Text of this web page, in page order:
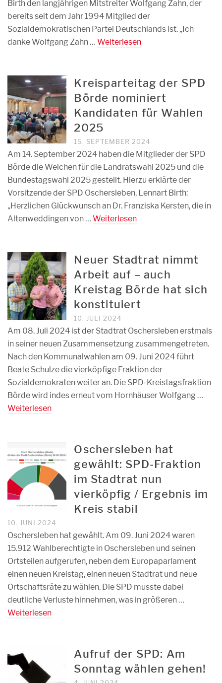
Birth den langjährigen Mitstreiter Wolfgang Zahn, der
bereits seit dem Jahr 1994 Mitglied der
Sozialdemokratischen Partei Deutschlands ist. „Ich
danke Wolfgang Zahn … Weiterlesen
Kreisparteitag der SPD
Börde nominiert
Kandidaten für Wahlen
2025
15. SEPTEMBER 2024
Am 14. September 2024 haben die Mitglieder der SPD
Börde die Weichen für die Landratswahl 2025 und die
Bundestagswahl 2025 gestellt. Hierzu erklärte der
Vorsitzende der SPD Oschersleben, Lennart Birth:
„Herzlichen Glückwunsch an Dr. Franziska Kersten, die in
Altenweddingen von … Weiterlesen
Neuer Stadtrat nimmt
Arbeit auf – auch
Kreistag Börde hat sich
konstituiert
10. JULI 2024
Am 08. Juli 2024 ist der Stadtrat Oschersleben erstmals
in seiner neuen Zusammensetzung zusammengetreten.
Nach den Kommunalwahlen am 09. Juni 2024 führt
Beate Schulze die vierköpfige Fraktion der
Sozialdemokraten weiter an. Die SPD-Kreistagsfraktion
Börde wird indes erneut vom Hornhäuser Wolfgang …
Weiterlesen
Oschersleben hat
gewählt: SPD-Fraktion
im Stadtrat nun
vierköpfig / Ergebnis im
Kreis stabil
10. JUNI 2024
Oschersleben hat gewählt. Am 09. Juni 2024 waren
15.912 Wahlberechtigte in Oschersleben und seinen
Ortsteilen aufgerufen, neben dem Europaparlament
einen neuen Kreistag, einen neuen Stadtrat und neue
Ortschaftsräte zu wählen. Die SPD musste dabei
deutliche Verluste hinnehmen, was in größeren …
Weiterlesen
Aufruf der SPD: Am
Sonntag wählen gehen!